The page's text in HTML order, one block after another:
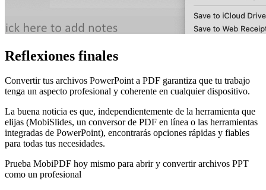
Reflexiones finales
Convertir tus archivos PowerPoint a PDF garantiza que tu trabajo
tenga un aspecto profesional y coherente en cualquier dispositivo.
La buena noticia es que, independientemente de la herramienta que
elijas (MobiSlides, un conversor de PDF en línea o las herramientas
integradas de PowerPoint), encontrarás opciones rápidas y fiables
para todas tus necesidades.
Prueba MobiPDF hoy mismo para abrir y convertir archivos PPT
como un profesional